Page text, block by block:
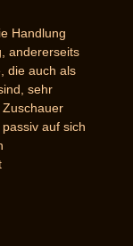
Handlung
andererseits
die auch als
sehr
auf sich